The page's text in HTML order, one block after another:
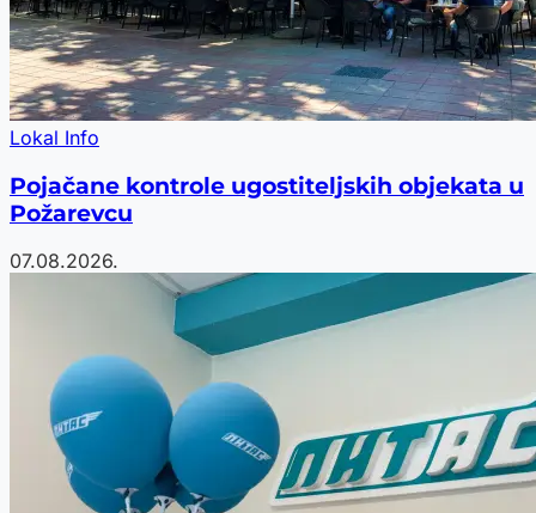
Lokal Info
Pojačane kontrole ugostiteljskih objekata u
Požarevcu
07.08.2026.